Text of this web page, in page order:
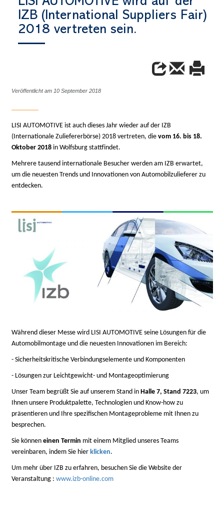
IZB (International Suppliers Fair)
2018 vertreten sein.
Veröffentlicht am 10 September 2018
LISI AUTOMOTIVE ist auch dieses Jahr wieder auf der IZB
(Internationale Zuliefererbörse) 2018 vertreten, die vom 16. bis 18.
Oktober 2018 in Wolfsburg stattfindet.
Mehrere tausend internationale Besucher werden am IZB erwartet,
um die neuesten Trends und Innovationen von Automobilzulieferer zu
entdecken.
Während dieser Messe wird LISI AUTOMOTIVE seine Lösungen für die
Automobilmontage und die neuesten Innovationen im Bereich:
- Sicherheitskritische Verbindungselemente und Komponenten
- Lösungen zur Leichtgewicht- und Montageoptimierung
Unser Team begrüßt Sie auf unserem Stand in Halle 7, Stand 7223, um
Ihnen unsere Produktpalette, Technologien und Know-how zu
präsentieren und Ihre spezifischen Montageprobleme mit Ihnen zu
besprechen.
Sie können einen Termin mit einem Mitglied unseres Teams
vereinbaren, indem Sie hier klicken.
Um mehr über IZB zu erfahren, besuchen Sie die Website der
Veranstaltung : www.izb-online.com